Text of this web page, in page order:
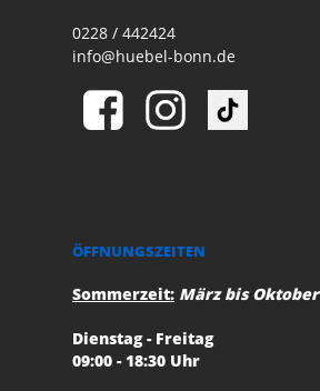
0228 / 442424
info@huebel-bonn.de
ÖFFNUNGSZEITEN
Sommerzeit: März bis Oktober
Dienstag - Freitag
09:00 - 18:30 Uhr